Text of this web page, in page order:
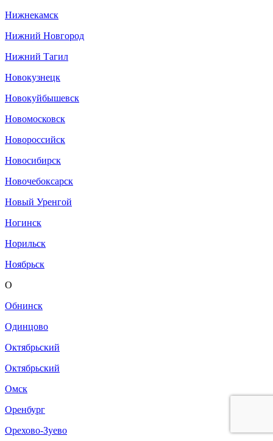
Нижнекамск
Нижний Новгород
Нижний Тагил
Новокузнецк
Новокуйбышевск
Новомосковск
Новороссийск
Новосибирск
Новочебоксарск
Новый Уренгой
Ногинск
Норильск
Ноябрьск
О
Обнинск
Одинцово
Октябрьский
Октябрьский
Омск
Оренбург
Орехово-Зуево